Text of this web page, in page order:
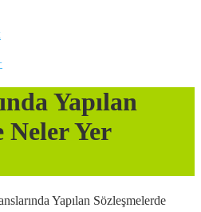
Yapılan
Neler Yer
Yapılan Sözleşmelerde